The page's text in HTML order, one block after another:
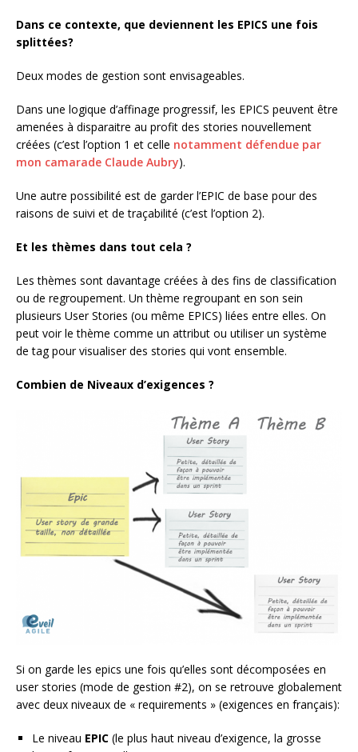
Dans ce contexte, que deviennent les EPICS une fois
splittées?
Deux modes de gestion sont envisageables.
Dans une logique d’affinage progressif, les EPICS peuvent être
amenées à disparaitre au profit des stories nouvellement
créées (c’est l’option 1 et celle notamment défendue par
mon camarade Claude Aubry).
Une autre possibilité est de garder l’EPIC de base pour des
raisons de suivi et de traçabilité (c’est l’option 2).
Et les thèmes dans tout cela ?
Les thèmes sont davantage créées à des fins de classification
ou de regroupement. Un thème regroupant en son sein
plusieurs User Stories (ou même EPICS) liées entre elles. On
peut voir le thème comme un attribut ou utiliser un système
de tag pour visualiser des stories qui vont ensemble.
Combien de Niveaux d’exigences ?
Si on garde les epics une fois qu’elles sont décomposées en
user stories (mode de gestion #2), on se retrouve globalement
avec deux niveaux de « requirements » (exigences en français):
Le niveau EPIC (le plus haut niveau d’exigence, la grosse